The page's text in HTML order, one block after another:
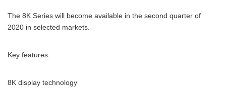
The 8K Series will become available in the second quarter of
2020 in selected markets.
Key features:
8K display technology